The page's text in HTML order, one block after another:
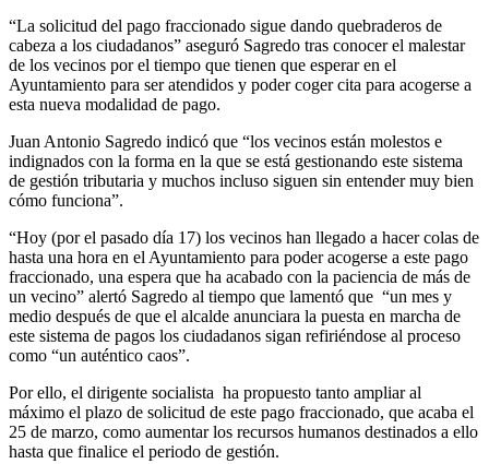
“La solicitud del pago fraccionado sigue dando quebraderos de
cabeza a los ciudadanos” aseguró Sagredo tras conocer el malestar
de los vecinos por el tiempo que tienen que esperar en el
Ayuntamiento para ser atendidos y poder coger cita para acogerse a
esta nueva modalidad de pago.
Juan Antonio Sagredo indicó que “los vecinos están molestos e
indignados con la forma en la que se está gestionando este sistema
de gestión tributaria y muchos incluso siguen sin entender muy bien
cómo funciona”.
“Hoy (por el pasado día 17) los vecinos han llegado a hacer colas de
hasta una hora en el Ayuntamiento para poder acogerse a este pago
fraccionado, una espera que ha acabado con la paciencia de más de
un vecino” alertó Sagredo al tiempo que lamentó que “un mes y
medio después de que el alcalde anunciara la puesta en marcha de
este sistema de pagos los ciudadanos sigan refiriéndose al proceso
como “un auténtico caos”.
Por ello, el dirigente socialista ha propuesto tanto ampliar al
máximo el plazo de solicitud de este pago fraccionado, que acaba el
25 de marzo, como aumentar los recursos humanos destinados a ello
hasta que finalice el periodo de gestión.